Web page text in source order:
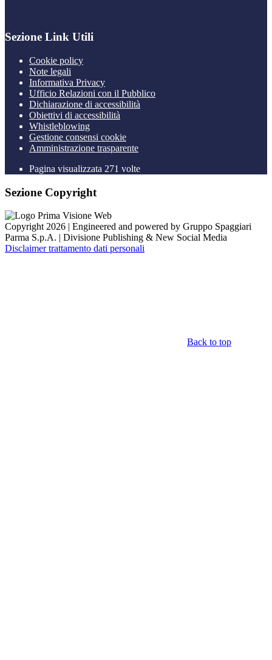
Sezione Link Utili
Cookie policy
Note legali
Informativa Privacy
Ufficio Relazioni con il Pubblico
Dichiarazione di accessibilità
Obiettivi di accessibilità
Whistleblowing
Gestione consensi cookie
Amministrazione trasparente
Pagina visualizzata 271 volte
Sezione Copyright
Copyright 2026 | Engineered and powered by Gruppo Spaggiari
Parma S.p.A. | Divisione Publishing & New Social Media
Disclaimer trattamento dati personali
Back to top